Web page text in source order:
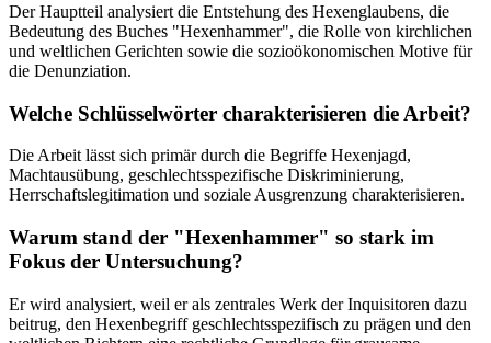
Der Hauptteil analysiert die Entstehung des Hexenglaubens, die
Bedeutung des Buches "Hexenhammer", die Rolle von kirchlichen
und weltlichen Gerichten sowie die sozioökonomischen Motive für
die Denunziation.
Welche Schlüsselwörter charakterisieren die Arbeit?
Die Arbeit lässt sich primär durch die Begriffe Hexenjagd,
Machtausübung, geschlechtsspezifische Diskriminierung,
Herrschaftslegitimation und soziale Ausgrenzung charakterisieren.
Warum stand der "Hexenhammer" so stark im
Fokus der Untersuchung?
Er wird analysiert, weil er als zentrales Werk der Inquisitoren dazu
beitrug, den Hexenbegriff geschlechtsspezifisch zu prägen und den